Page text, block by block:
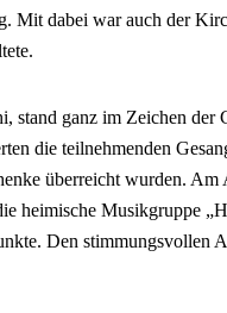
Mit dabei war auch der
stand ganz im Zeichen
die teilnehmenden
überreicht wurden. Am
heimische Musikgruppe
Den stimmungsvollen